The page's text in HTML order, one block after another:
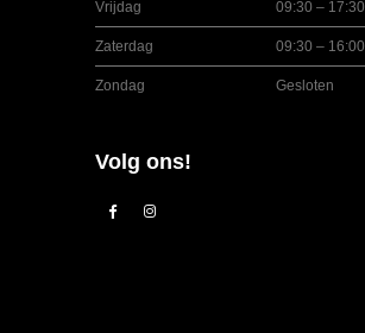
Vrijdag 09:30 – 17:30
Zaterdag 09:30 – 16:00
Zondag Gesloten
Volg ons!